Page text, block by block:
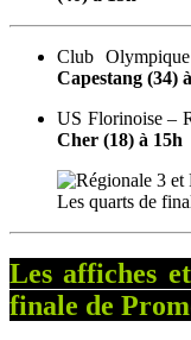
Club
Capestang (34)
US Florinoise –
Cher (18) à 15h
Les quarts de
Les affiches
finale de